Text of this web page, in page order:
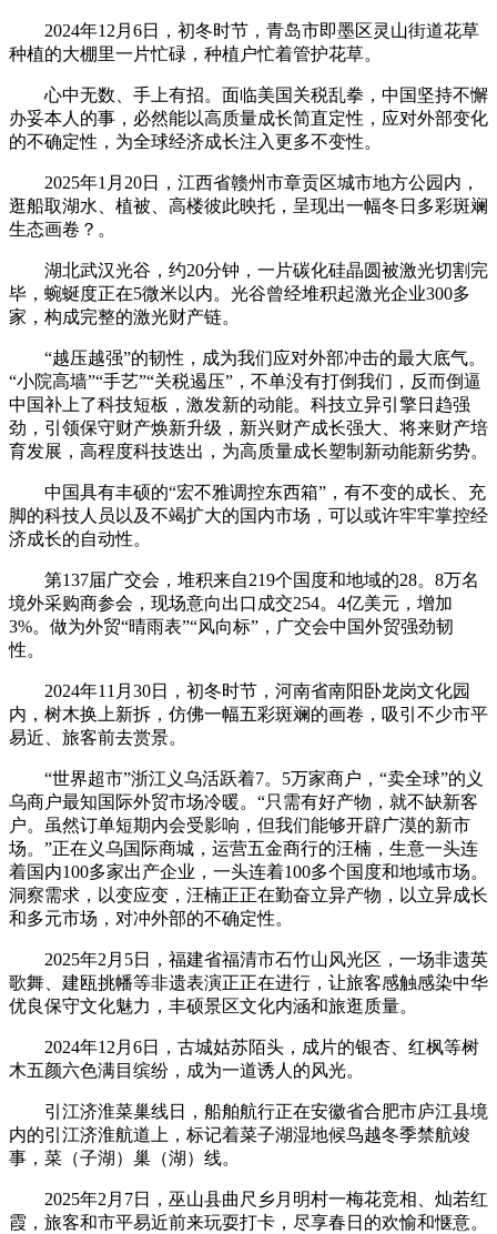
2024年12月6日，初冬时节，青岛市即墨区灵山街道花草
种植的大棚里一片忙碌，种植户忙着管护花草。
心中无数、手上有招。面临美国关税乱拳，中国坚持不懈
办妥本人的事，必然能以高质量成长简直定性，应对外部变化
的不确定性，为全球经济成长注入更多不变性。
2025年1月20日，江西省赣州市章贡区城市地方公园内，
逛船取湖水、植被、高楼彼此映托，呈现出一幅冬日多彩斑斓
生态画卷？。
湖北武汉光谷，约20分钟，一片碳化硅晶圆被激光切割完
毕，蜿蜒度正在5微米以内。光谷曾经堆积起激光企业300多
家，构成完整的激光财产链。
“越压越强”的韧性，成为我们应对外部冲击的最大底气。
“小院高墙”“手艺”“关税遏压”，不单没有打倒我们，反而倒逼
中国补上了科技短板，激发新的动能。科技立异引擎日趋强
劲，引领保守财产焕新升级，新兴财产成长强大、将来财产培
育发展，高程度科技迭出，为高质量成长塑制新动能新劣势。
中国具有丰硕的“宏不雅调控东西箱”，有不变的成长、充
脚的科技人员以及不竭扩大的国内市场，可以或许牢牢掌控经
济成长的自动性。
第137届广交会，堆积来自219个国度和地域的28。8万名
境外采购商参会，现场意向出口成交254。4亿美元，增加
3%。做为外贸“晴雨表”“风向标”，广交会中国外贸强劲韧
性。
2024年11月30日，初冬时节，河南省南阳卧龙岗文化园
内，树木换上新拆，仿佛一幅五彩斑斓的画卷，吸引不少市平
易近、旅客前去赏景。
“世界超市”浙江义乌活跃着7。5万家商户，“卖全球”的义
乌商户最知国际外贸市场冷暖。“只需有好产物，就不缺新客
户。虽然订单短期内会受影响，但我们能够开辟广漠的新市
场。”正在义乌国际商城，运营五金商行的汪楠，生意一头连
着国内100多家出产企业，一头连着100多个国度和地域市场。
洞察需求，以变应变，汪楠正正在勤奋立异产物，以立异成长
和多元市场，对冲外部的不确定性。
2025年2月5日，福建省福清市石竹山风光区，一场非遗英
歌舞、建瓯挑幡等非遗表演正正在进行，让旅客感触感染中华
优良保守文化魅力，丰硕景区文化内涵和旅逛质量。
2024年12月6日，古城姑苏陌头，成片的银杏、红枫等树
木五颜六色满目缤纷，成为一道诱人的风光。
引江济淮菜巢线日，船舶航行正在安徽省合肥市庐江县境
内的引江济淮航道上，标记着菜子湖湿地候鸟越冬季禁航竣
事，菜（子湖）巢（湖）线。
2025年2月7日，巫山县曲尺乡月明村一梅花竞相、灿若红
霞，旅客和市平易近前来玩耍打卡，尽享春日的欢愉和惬意。